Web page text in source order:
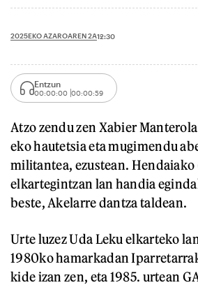
2025EKO AZAROAREN 2A12:30
Entzun
00:00:00 00:00:59
Atzo zendu zen Xabier
eko hautetsia eta mugimendu
militantea, ezustean.
elkartegintzan lan handia
beste, Akelarre dantza taldean.
Urte luzez Uda Leku elkarteko
1980ko hamarkadan
kide izan zen, eta 1985. urtean